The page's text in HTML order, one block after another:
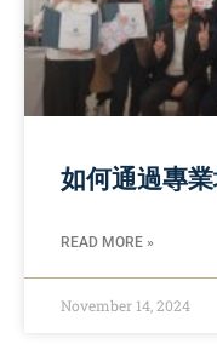
如何通過專
READ MORE »
November 14, 2024